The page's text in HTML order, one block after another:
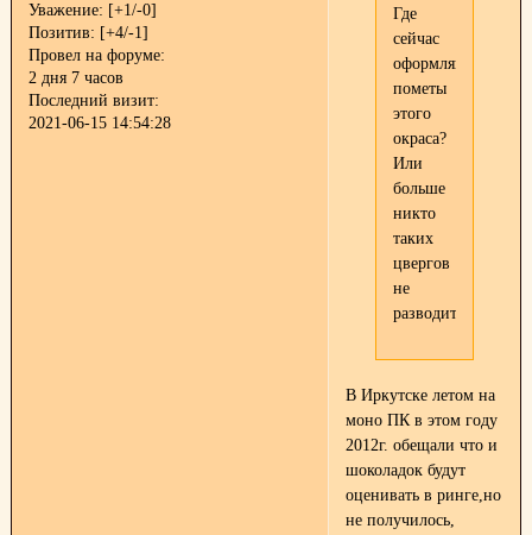
Уважение: [+1/-0]
Позитив: [+4/-1]
Провел на форуме:
2 дня 7 часов
Последний визит:
2021-06-15 14:54:28
Где
сейчас
оформляются
пометы
этого
окраса?
Или
больше
никто
таких
цвергов
не
разводит?
В Иркутске летом на
моно ПК в этом году
2012г. обещали что и
шоколадок будут
оценивать в ринге,но
не получилось,